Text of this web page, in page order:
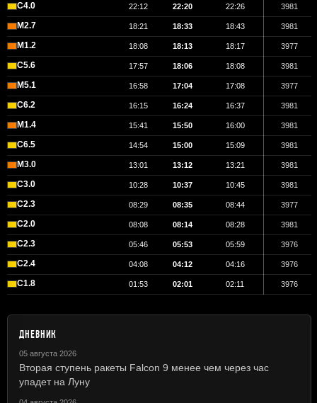
C4.0 22:12 22:20 22:26 3981
M2.7 18:21 18:33 18:43 3981
M1.2 18:08 18:13 18:17 3977
C5.6 17:57 18:06 18:08 3981
M5.1 16:58 17:04 17:08 3977
C6.2 16:15 16:24 16:37 3981
M1.4 15:41 15:50 16:00 3981
C6.5 14:54 15:00 15:09 3981
M3.0 13:01 13:12 13:21 3981
C3.0 10:28 10:37 10:45 3981
C2.3 08:29 08:35 08:44 3977
C2.0 08:08 08:14 08:28 3981
C2.3 05:46 05:53 05:59 3976
C2.4 04:08 04:12 04:16 3976
C1.8 01:53 02:01 02:11 3976
ДНЕВНИК
05 августа 2026
Вторая ступень ракеты Falcon 9 менее чем через час
упадет на Луну